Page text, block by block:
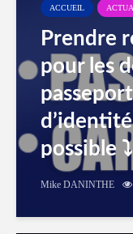
ACCUEIL
Prendre
pour les
possible
Mike DANINTHE